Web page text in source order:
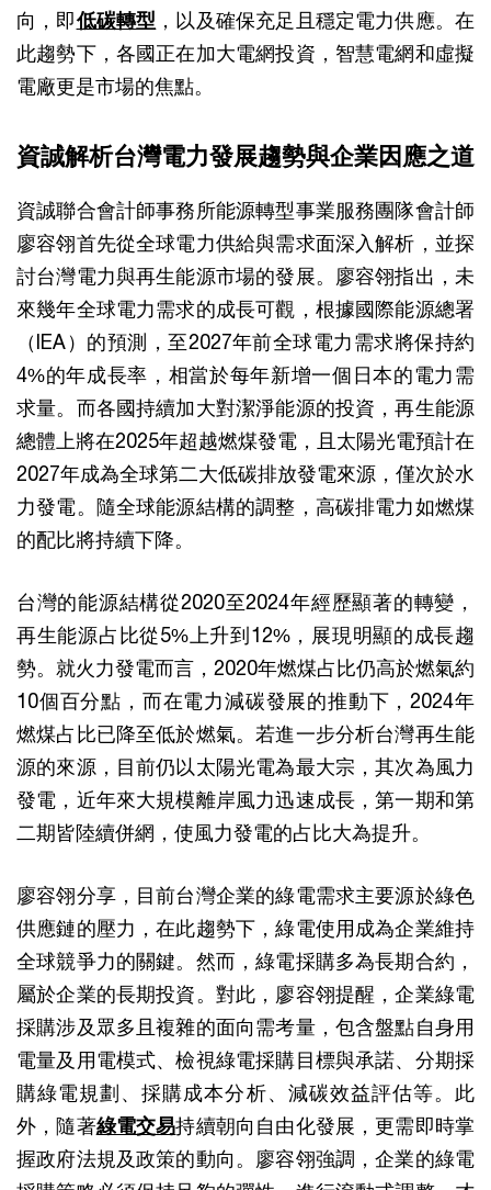
向，即低碳轉型 ，以及確保充足且穩定電力供應。在
此趨勢下，各國正在加大電網投資，智慧電網和虛擬
電廠更是市場的焦點。
資誠解析台灣電力發展趨勢與企業因應之道
資誠聯合會計師事務所能源轉型事業服務團隊會計師
廖容翎首先從全球電力供給與需求面深入解析，並探
討台灣電力與再生能源市場的發展。廖容翎指出，未
來幾年全球電力需求的成長可觀，根據國際能源總署
（IEA）的預測，至2027年前全球電力需求將保持約
4%的年成長率，相當於每年新增一個日本的電力需
求量。而各國持續加大對潔淨能源的投資，再生能源
總體上將在2025年超越燃煤發電，且太陽光電預計在
2027年成為全球第二大低碳排放發電來源，僅次於水
力發電。隨全球能源結構的調整，高碳排電力如燃煤
的配比將持續下降。
台灣的能源結構從2020至2024年經歷顯著的轉變，
再生能源占比從5%上升到12%，展現明顯的成長趨
勢。就火力發電而言，2020年燃煤占比仍高於燃氣約
10個百分點，而在電力減碳發展的推動下，2024年
燃煤占比已降至低於燃氣。若進一步分析台灣再生能
源的來源，目前仍以太陽光電為最大宗，其次為風力
發電，近年來大規模離岸風力迅速成長，第一期和第
二期皆陸續併網，使風力發電的占比大為提升。
廖容翎分享，目前台灣企業的綠電需求主要源於綠色
供應鏈的壓力，在此趨勢下，綠電使用成為企業維持
全球競爭力的關鍵。然而，綠電採購多為長期合約，
屬於企業的長期投資。對此，廖容翎提醒，企業綠電
採購涉及眾多且複雜的面向需考量，包含盤點自身用
電量及用電模式、檢視綠電採購目標與承諾、分期採
購綠電規劃、採購成本分析、減碳效益評估等。此
外，隨著綠電交易持續朝向自由化發展，更需即時掌
握政府法規及政策的動向。廖容翎強調，企業的綠電